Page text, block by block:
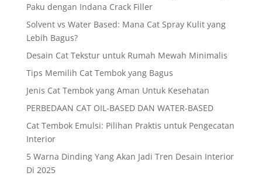
Paku dengan Indana Crack Filler
Solvent vs Water Based: Mana Cat Spray Kulit yang
Lebih Bagus?
Desain Cat Tekstur untuk Rumah Mewah Minimalis
Tips Memilih Cat Tembok yang Bagus
Jenis Cat Tembok yang Aman Untuk Kesehatan
PERBEDAAN CAT OIL-BASED DAN WATER-BASED
Cat Tembok Emulsi: Pilihan Praktis untuk Pengecatan
Interior
5 Warna Dinding Yang Akan Jadi Tren Desain Interior
Di 2025